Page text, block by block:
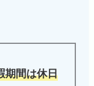
期間は休日